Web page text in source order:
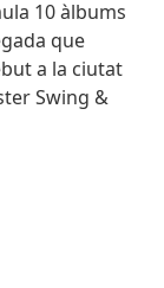
10 àlbums
que
a la ciutat
Swing &